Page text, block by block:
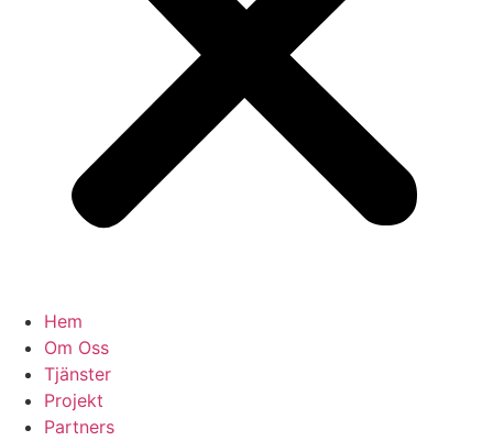
Hem
Om Oss
Tjänster
Projekt
Partners